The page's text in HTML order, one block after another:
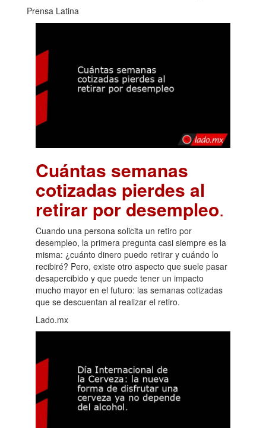
Prensa Latina
Cuántas semanas
cotizadas pierdes al
retirar por desempleo.
Cuando una persona solicita un retiro por
desempleo, la primera pregunta casi siempre es la
misma: ¿cuánto dinero puedo retirar y cuándo lo
recibiré? Pero, existe otro aspecto que suele pasar
desapercibido y que puede tener un impacto
mucho mayor en el futuro: las semanas cotizadas
que se descuentan al realizar el retiro.
Lado.mx